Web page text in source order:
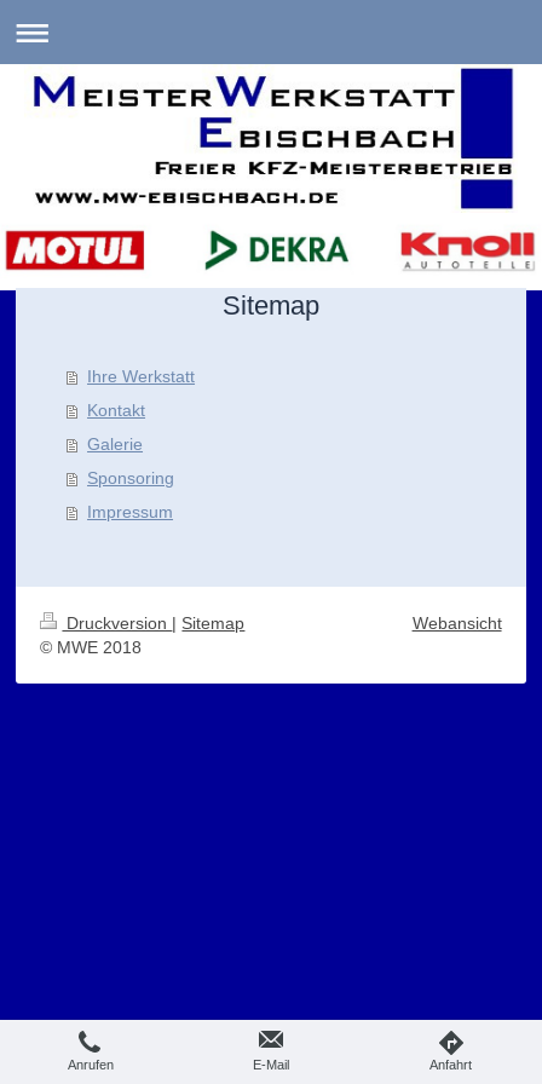
Sitemap
Ihre Werkstatt
Kontakt
Galerie
Sponsoring
Impressum
Druckversion | Sitemap
© MWE 2018
Webansicht
Anrufen E-Mail Anfahrt